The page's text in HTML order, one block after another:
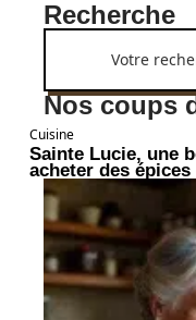
Recherche
Nos coups
Cuisine
Sainte Lucie, une
acheter des